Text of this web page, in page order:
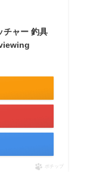
チャー 釣具
ポチップ